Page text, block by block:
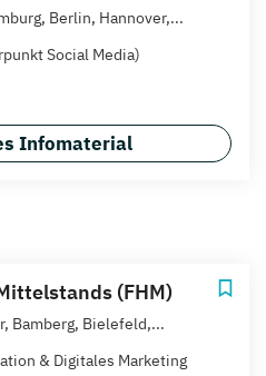
Berlin, Hannover,...
Social Media)
Infomaterial
(FHM)
Bamberg, Bielefeld,...
& Digitales Marketing